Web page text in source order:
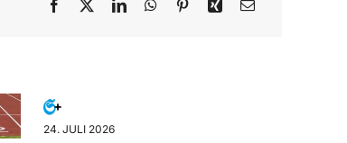
24. JULI 2026